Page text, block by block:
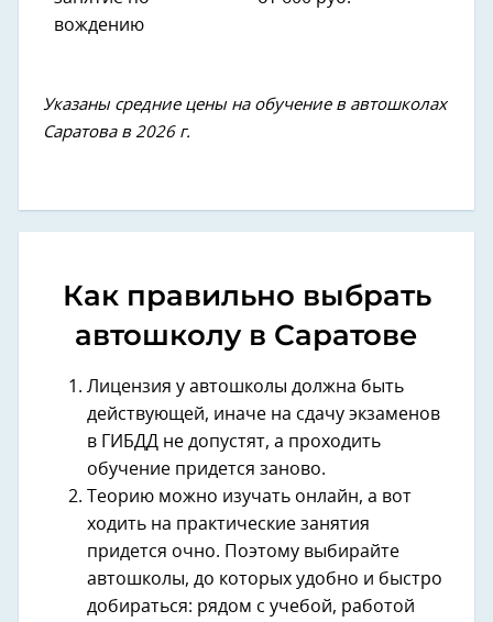
вождению
Указаны средние цены на обучение в автошколах
Саратова в 2026 г.
Как правильно выбрать
автошколу в Саратове
Лицензия у автошколы должна быть
действующей, иначе на сдачу экзаменов
в ГИБДД не допустят, а проходить
обучение придется заново.
Теорию можно изучать онлайн, а вот
ходить на практические занятия
придется очно. Поэтому выбирайте
автошколы, до которых удобно и быстро
добираться: рядом с учебой, работой